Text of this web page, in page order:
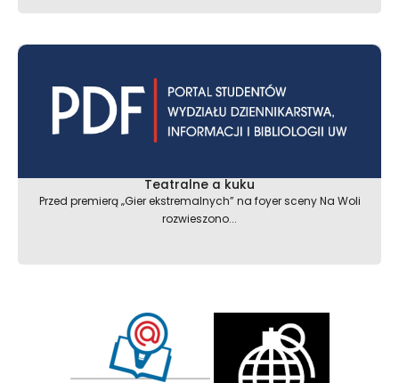
Teatralne a kuku
Przed premierą „Gier ekstremalnych” na foyer sceny Na Woli
rozwieszono...